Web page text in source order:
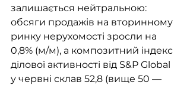
залишається нейтральною:
обсяги продажів на вторинному
ринку нерухомості зросли на
0,8% (м/м), а композитний індекс
ділової активності від S&P Global
у червні склав 52,8 (вище 50 —